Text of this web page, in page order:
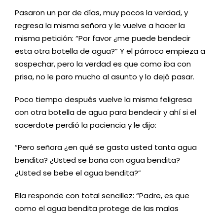
Pasaron un par de días, muy pocos la verdad, y
regresa la misma señora y le vuelve a hacer la
misma petición: “Por favor¿me puede bendecir
esta otra botella de agua?”Y el párroco empieza a
sospechar, pero la verdad es que como iba con
prisa, no le paro mucho al asunto ylo dejó pasar.
Poco tiempo después vuelve la misma feligresa
con otra botella de agua para bendecir y ahísiel
sacerdote perdió la paciencia y le dijo:
“Pero señora¿en qué se gasta usted tanta agua
bendita? ¿Usted se baña con agua bendita?
¿Usted se bebe el agua bendita?”
Ella responde con total sencillez: “Padre, es que
como el agua bendita protege de las malas